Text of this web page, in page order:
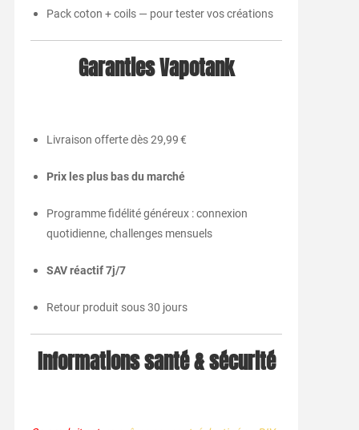
Pack coton + coils — pour tester vos créations
Garanties Vapotank
Livraison offerte dès 29,99 €
Prix les plus bas du marché
Programme fidélité généreux : connexion
quotidienne, challenges mensuels
SAV réactif 7j/7
Retour produit sous 30 jours
Informations santé & sécurité